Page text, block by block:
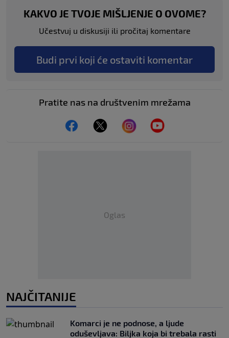
KAKVO JE TVOJE MIŠLJENJE O OVOME?
Učestvuj u diskusiji ili pročitaj komentare
Budi prvi koji će ostaviti komentar
Pratite nas na društvenim mrežama
Oglas
NAJČITANIJE
Komarci je ne podnose, a ljude
oduševljava: Biljka koja bi trebala rasti